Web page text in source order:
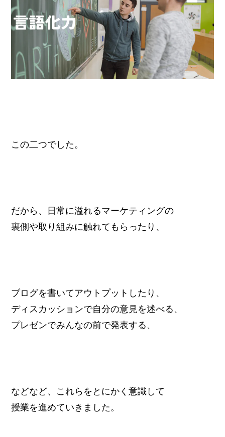
この二つでした。
だから、日常に溢れるマーケティングの
裏側や取り組みに触れてもらったり、
ブログを書いてアウトプットしたり、
ディスカッションで自分の意見を述べる、
プレゼンでみんなの前で発表する、
などなど、これらをとにかく意識して
授業を進めていきました。